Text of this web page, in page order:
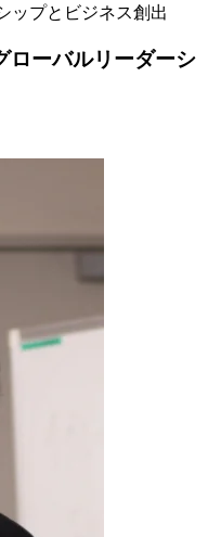
ップとビジネス創出
ローバルリーダーシ